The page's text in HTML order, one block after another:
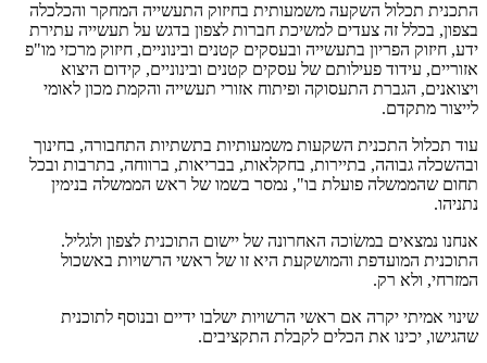
התכנית תכלול השקעה משמעותית בחיזוק התעשייה המחקר והכלכלה
בצפון, בכלל זה צעדים למשיכת חברות לצפון בדגש על תעשייה עתירת
ידע, חיזוק הפריון בתעשייה ובעסקים קטנים ובינוניים, חיזוק מרכזי מו"פ
אזוריים, עידוד פעילותם של עסקים קטנים ובינוניים, קידום היצוא
ויצואנים, הגברת התעסוקה ופיתוח אזורי תעשייה והקמת מכון לאומי
לייצור מתקדם.
עוד תכלול התכנית השקעות משמעותיות בתשתיות התחבורה, בחינוך
ובהשכלה גבוהה, בתיירות, בחקלאות, בבריאות, ברווחה, בתרבות ובכל
תחום שהממשלה פועלת בו", נמסר בשמו של ראש הממשלה בנימין
נתניהו.
אנחנו נמצאים במשׂוכה האחרונה של יישום התוכנית לצפון ולגליל.
התוכנית המועדפת והמושקעת היא זו של ראשי הרשויות באשכול
המזרחי, ולא רק.
שינוי אמיתי יקרה אם ראשי הרשויות ישלבו ידיים ובנוסף לתוכנית
שהגישו, יכינו את הכלים לקבלת התקציבים.